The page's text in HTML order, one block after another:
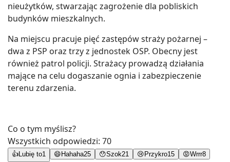
nieużytków, stwarzając zagrożenie dla pobliskich
budynków mieszkalnych.
Na miejscu pracuje pięć zastępów straży pożarnej –
dwa z PSP oraz trzy z jednostek OSP. Obecny jest
również patrol policji. Strażacy prowadzą działania
mające na celu dogaszanie ognia i zabezpieczenie
terenu zdarzenia.
Co o tym myślisz?
Wszystkich odpowiedzi: 70
👍 Lubię to1 😄 Hahaha25 😯Szok21 😢 Przykro15 😡Wrrr8